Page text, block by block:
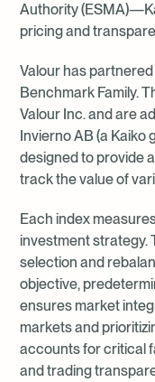
Authority
pricing and
Valour has
Benchmark Family.
Valour Inc. and are
Invierno AB (a Kaiko
designed to provide
track the value of
Each index
investment strategy.
selection and
objective,
ensures market
markets and
accounts for critical
and trading